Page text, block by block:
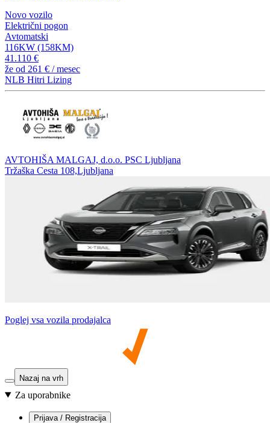
Novo vozilo
Električni pogon
Avtomatski
116KW (158KM)
41.110 €
že od 261 € / mesec
NLB Hitri Lizing
AVTOHIŠA MALGAJ, d.o.o. PSC Ljubljana
Tržaška Cesta 108,Ljubljana
Poglej vsa vozila prodajalca
Nazaj na vrh
Za uporabnike
Prijava / Registracija